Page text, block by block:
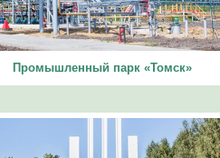
Промышленный парк «Томск»